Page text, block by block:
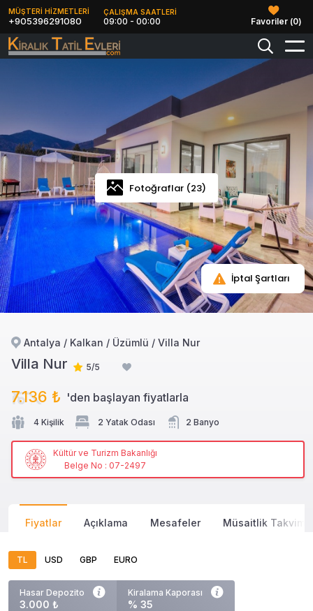
MÜŞTERİ HİZMETLERİ
+905396291080
ÇALIŞMA SAATLERİ
09:00 - 00:00 Favoriler (0)
Fotoğraflar (23)
İptal Şartları
Antalya / Kalkan / Üzümlü / Villa Nur
Villa Nur 5/5
7.136 ₺ 'den başlayan fiyatlarla
4 Kişilik 2 Yatak Odası 2 Banyo
Kültür ve Turizm Bakanlığı
Belge No : 07-2497
Fiyatlar Açıklama Mesafeler Müsaitlik Takvimi
TL USD GBP EURO
Hasar Depozito
3.000 ₺
Kiralama Kaporası
% 35